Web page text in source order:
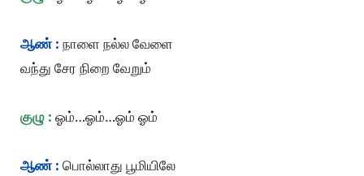
ஆண் : நாளை நல்ல வேளை
வந்து சேர நிறை வேறும்
குழு : ஓம்…ஓம்…ஓம் ஓம்
ஆண் : பொல்லாது பூமியிலே